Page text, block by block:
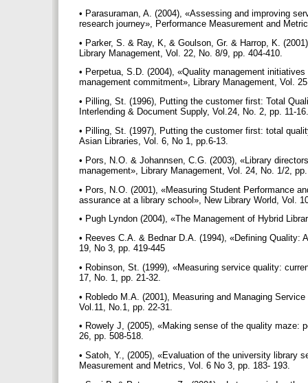
• Parasuraman, A. (2004), «Assessing and improving
research journey», Performance Measurement and
• Parker, S. & Ray, K, & Goulson, Gr. & Harrop, K.
Library Management, Vol. 22, No. 8/9, pp. 404-410.
• Perpetua, S.D. (2004), «Quality management
management commitment», Library Management, Vol.
• Pilling, St. (1996), Putting the customer first: Total
Interlending & Document Supply, Vol.24, No. 2, pp. 11-
• Pilling, St. (1997), Putting the customer first: total
Asian Libraries, Vol. 6, No 1, pp.6-13.
• Pors, N.O. & Johannsen, C.G. (2003), «Library
management», Library Management, Vol. 24, No. 1/2,
• Pors, N.O. (2001), «Measuring Student Performance
assurance at a library school», New Library World, Vol.
• Pugh Lyndon (2004), «The Management of Hybrid
• Reeves C.A. & Bednar D.A. (1994), «Defining Quality:
19, No 3, pp. 419-445
• Robinson, St. (1999), «Measuring service quality:
17, No. 1, pp. 21-32.
• Robledo M.A. (2001), Measuring and Managing
Vol.11, No.1, pp. 22-31.
• Rowely J, (2005), «Making sense of the quality maze:
26, pp. 508-518.
• Satoh, Y., (2005), «Evaluation of the university library
Measurement and Metrics, Vol. 6 No 3, pp. 183- 193.